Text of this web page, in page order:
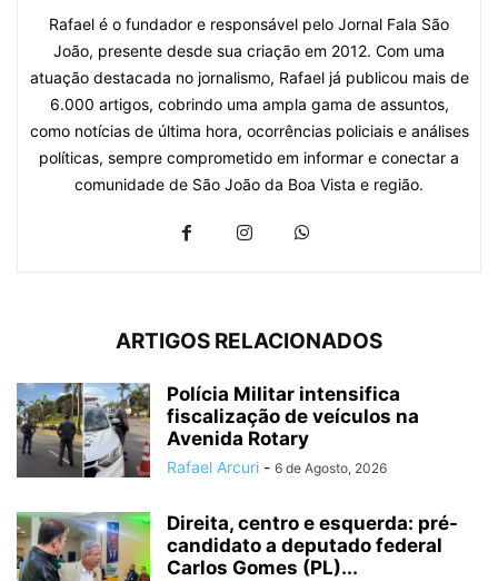
Rafael é o fundador e responsável pelo Jornal Fala São
João, presente desde sua criação em 2012. Com uma
atuação destacada no jornalismo, Rafael já publicou mais de
6.000 artigos, cobrindo uma ampla gama de assuntos,
como notícias de última hora, ocorrências policiais e análises
políticas, sempre comprometido em informar e conectar a
comunidade de São João da Boa Vista e região.
ARTIGOS RELACIONADOS
Polícia Militar intensifica
fiscalização de veículos na
Avenida Rotary
Rafael Arcuri - 6 de Agosto, 2026
Direita, centro e esquerda: pré-
candidato a deputado federal
Carlos Gomes (PL)...